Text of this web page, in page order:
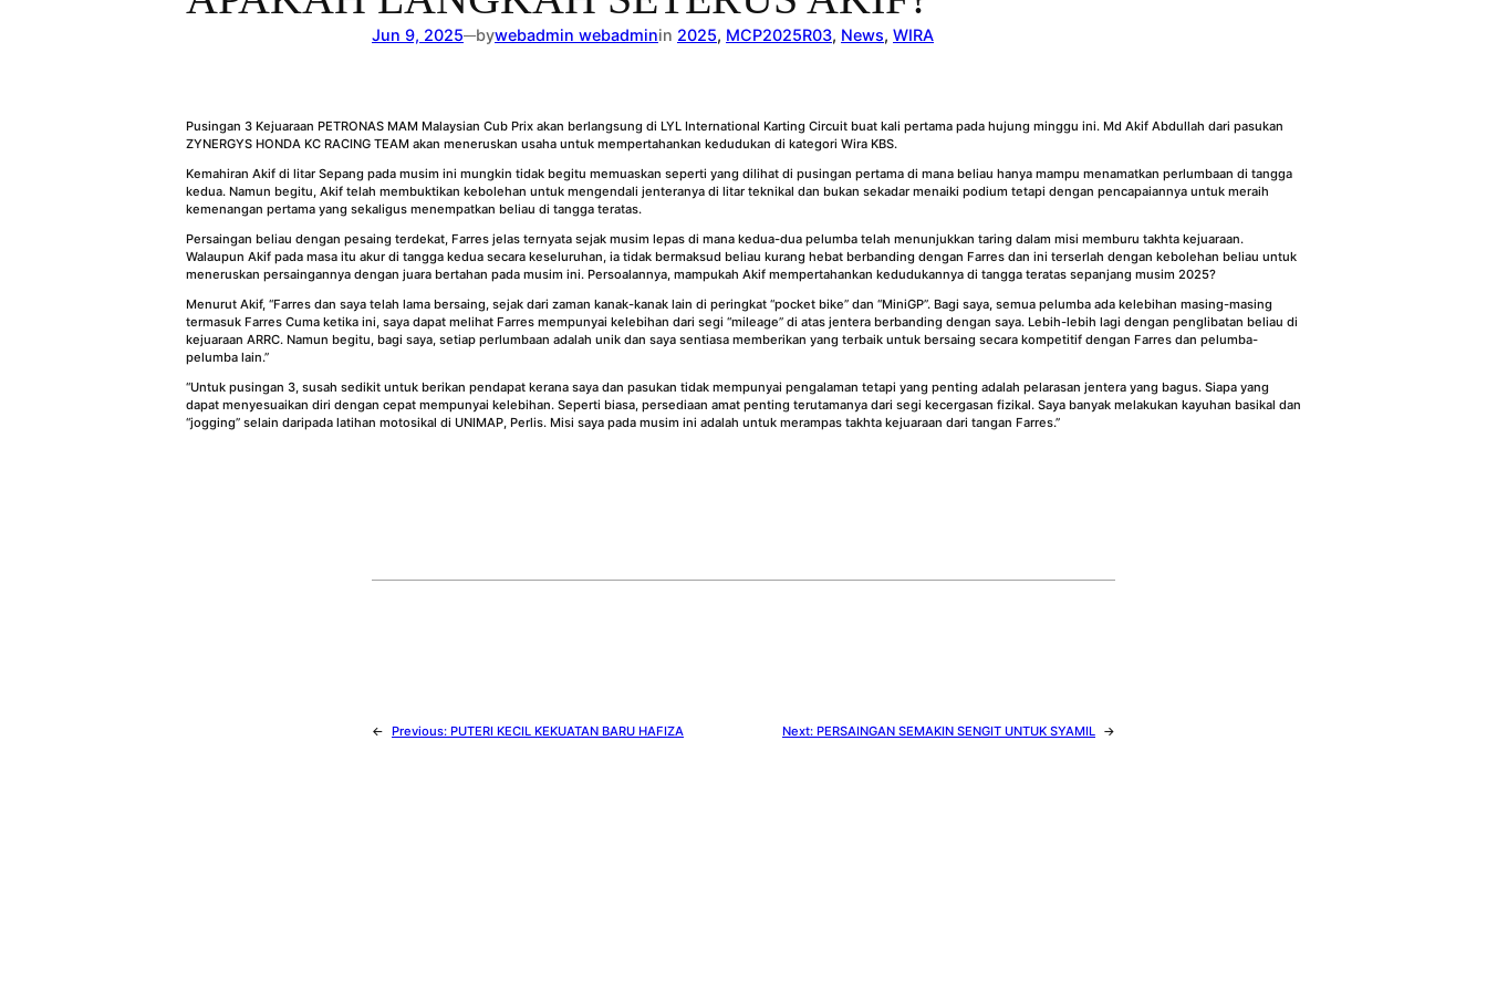
Jun 9, 2025—bywebadmin webadminin 2025, MCP2025R03, News, WIRA
Pusingan 3 Kejuaraan PETRONAS MAM Malaysian Cub Prix akan berlangsung di LYL International Karting Circuit buat kali pertama pada hujung minggu ini. Md Akif Abdullah dari pasukan
ZYNERGYS HONDA KC RACING TEAM akan meneruskan usaha untuk mempertahankan kedudukan di kategori Wira KBS.
Kemahiran Akif di litar Sepang pada musim ini mungkin tidak begitu memuaskan seperti yang dilihat di pusingan pertama di mana beliau hanya mampu menamatkan perlumbaan di tangga
kedua. Namun begitu, Akif telah membuktikan kebolehan untuk mengendali jenteranya di litar teknikal dan bukan sekadar menaiki podium tetapi dengan pencapaiannya untuk meraih
kemenangan pertama yang sekaligus menempatkan beliau di tangga teratas.
Persaingan beliau dengan pesaing terdekat, Farres jelas ternyata sejak musim lepas di mana kedua-dua pelumba telah menunjukkan taring dalam misi memburu takhta kejuaraan.
Walaupun Akif pada masa itu akur di tangga kedua secara keseluruhan, ia tidak bermaksud beliau kurang hebat berbanding dengan Farres dan ini terserlah dengan kebolehan beliau untuk
meneruskan persaingannya dengan juara bertahan pada musim ini. Persoalannya, mampukah Akif mempertahankan kedudukannya di tangga teratas sepanjang musim 2025?
Menurut Akif, “Farres dan saya telah lama bersaing, sejak dari zaman kanak-kanak lain di peringkat “pocket bike” dan “MiniGP”. Bagi saya, semua pelumba ada kelebihan masing-masing
termasuk Farres Cuma ketika ini, saya dapat melihat Farres mempunyai kelebihan dari segi “mileage” di atas jentera berbanding dengan saya. Lebih-lebih lagi dengan penglibatan beliau di
kejuaraan ARRC. Namun begitu, bagi saya, setiap perlumbaan adalah unik dan saya sentiasa memberikan yang terbaik untuk bersaing secara kompetitif dengan Farres dan pelumba-
pelumba lain.”
“Untuk pusingan 3, susah sedikit untuk berikan pendapat kerana saya dan pasukan tidak mempunyai pengalaman tetapi yang penting adalah pelarasan jentera yang bagus. Siapa yang
dapat menyesuaikan diri dengan cepat mempunyai kelebihan. Seperti biasa, persediaan amat penting terutamanya dari segi kecergasan fizikal. Saya banyak melakukan kayuhan basikal dan
“jogging” selain daripada latihan motosikal di UNIMAP, Perlis. Misi saya pada musim ini adalah untuk merampas takhta kejuaraan dari tangan Farres.”
← Previous: PUTERI KECIL KEKUATAN BARU HAFIZA Next: PERSAINGAN SEMAKIN SENGIT UNTUK SYAMIL →